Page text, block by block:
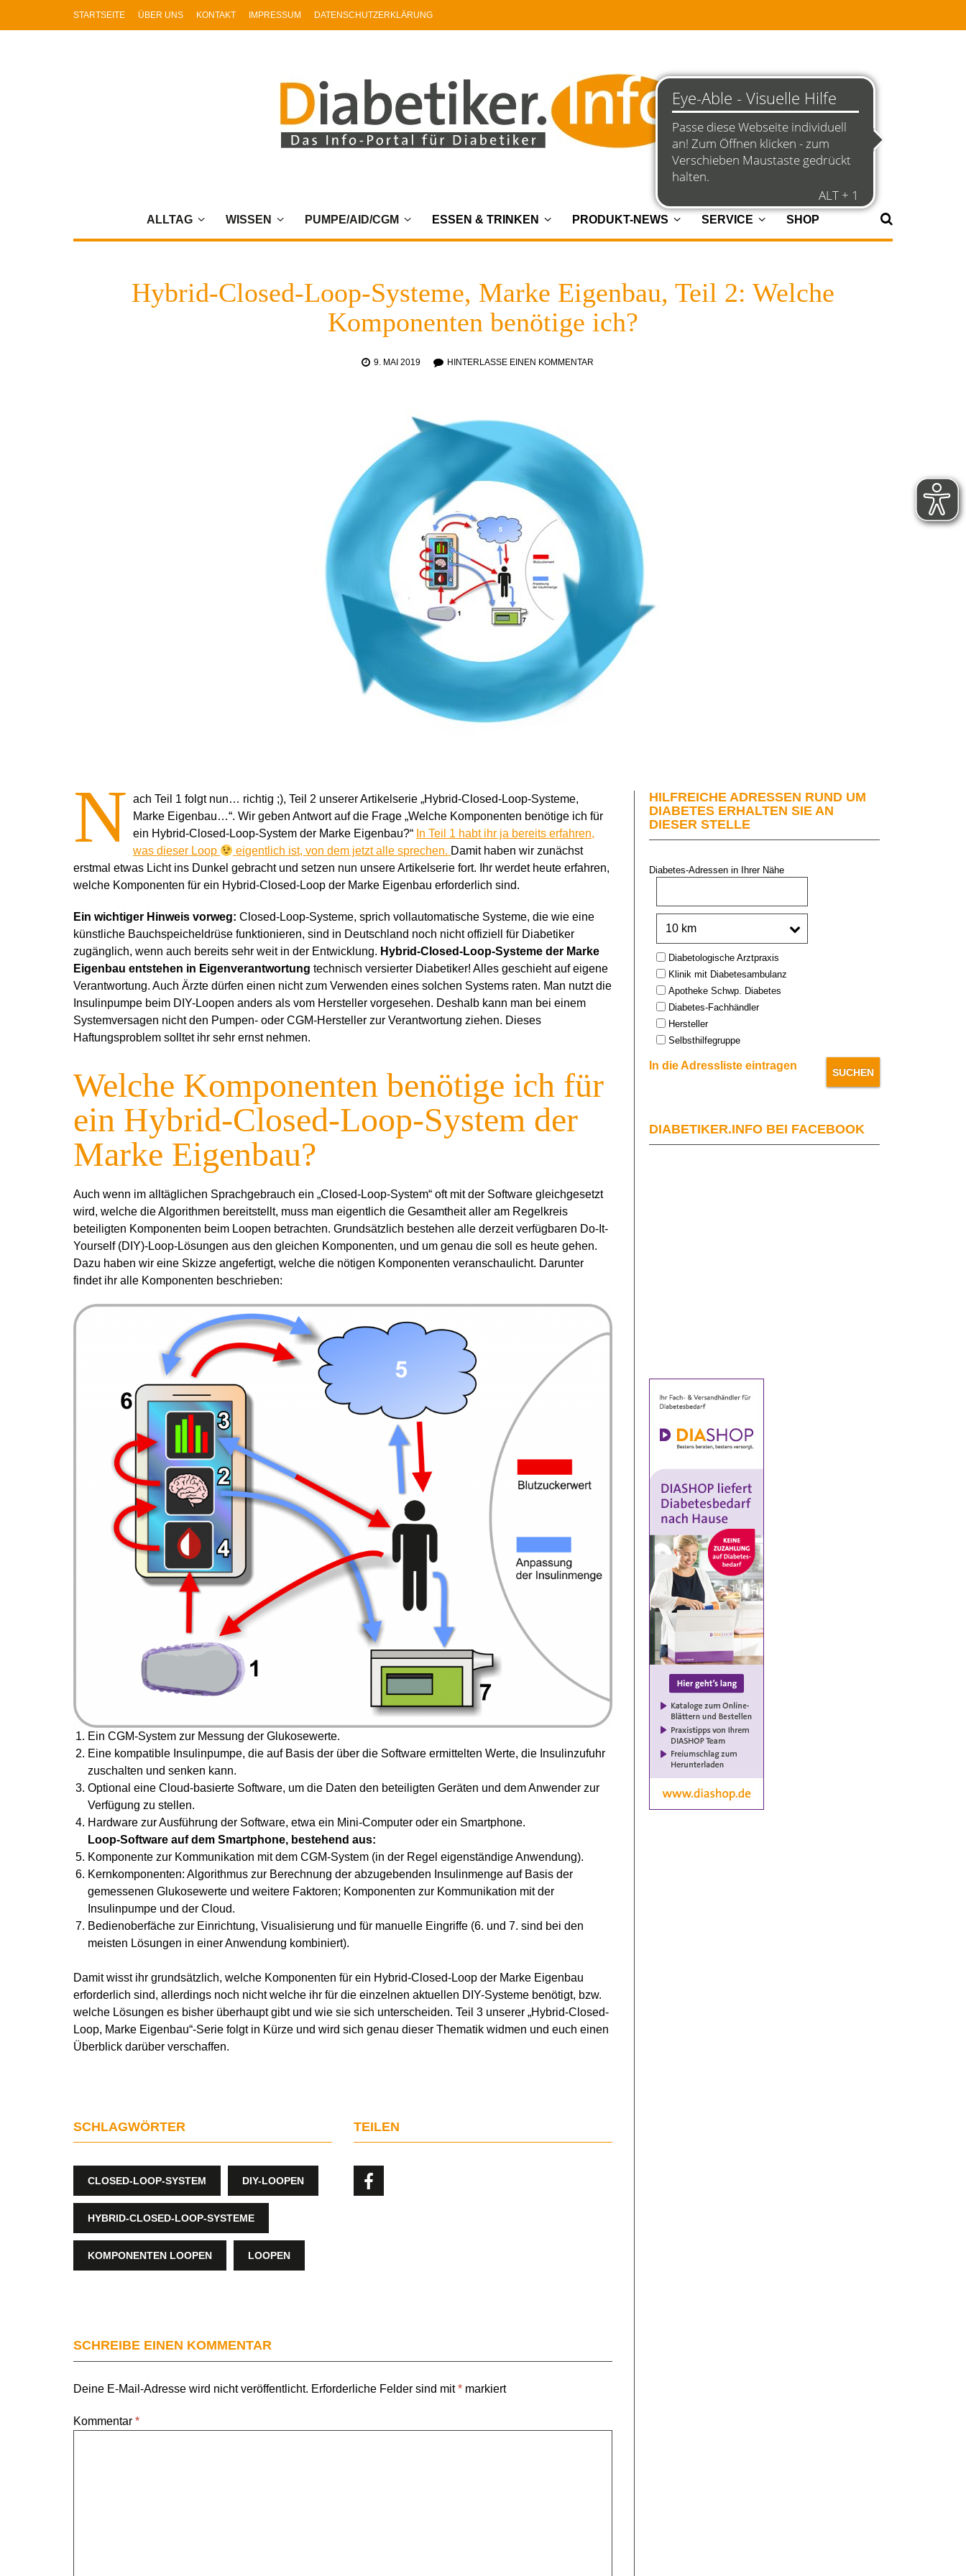
STARTSEITE ÜBER UNS KONTAKT IMPRESSUM DATENSCHUTZERKLÄRUNG
ALLTAG WISSEN PUMPE/AID/CGM ESSEN & TRINKEN PRODUKT-NEWS SERVICE SHOP
Hybrid-Closed-Loop-Systeme, Marke Eigenbau, Teil 2: Welche
Komponenten benötige ich?
9. MAI 2019 HINTERLASSE EINEN KOMMENTAR
N ach Teil 1 folgt nun… richtig ;), Teil 2 unserer Artikelserie „Hybrid-Closed-Loop-Systeme,
Marke Eigenbau…“. Wir geben Antwort auf die Frage „Welche Komponenten benötige ich für
ein Hybrid-Closed-Loop-System der Marke Eigenbau?“ In Teil 1 habt ihr ja bereits erfahren,
was dieser Loop
eigentlich ist, von dem jetzt alle sprechen. Damit haben wir zunächst
erstmal etwas Licht ins Dunkel gebracht und setzen nun unsere Artikelserie fort. Ihr werdet heute erfahren,
welche Komponenten für ein Hybrid-Closed-Loop der Marke Eigenbau erforderlich sind.
Ein wichtiger Hinweis vorweg: Closed-Loop-Systeme, sprich vollautomatische Systeme, die wie eine
künstliche Bauchspeicheldrüse funktionieren, sind in Deutschland noch nicht offiziell für Diabetiker
zugänglich, wenn auch bereits sehr weit in der Entwicklung. Hybrid-Closed-Loop-Systeme der Marke
Eigenbau entstehen in Eigenverantwortung technisch versierter Diabetiker! Alles geschieht auf eigene
Verantwortung. Auch Ärzte dürfen einen nicht zum Verwenden eines solchen Systems raten. Man nutzt die
Insulinpumpe beim DIY-Loopen anders als vom Hersteller vorgesehen. Deshalb kann man bei einem
Systemversagen nicht den Pumpen- oder CGM-Hersteller zur Verantwortung ziehen. Dieses
Haftungsproblem solltet ihr sehr ernst nehmen.
Welche Komponenten benötige ich für
ein Hybrid-Closed-Loop-System der
Marke Eigenbau?
Auch wenn im alltäglichen Sprachgebrauch ein „Closed-Loop-System“ oft mit der Software gleichgesetzt
wird, welche die Algorithmen bereitstellt, muss man eigentlich die Gesamtheit aller am Regelkreis
beteiligten Komponenten beim Loopen betrachten. Grundsätzlich bestehen alle derzeit verfügbaren Do-It-
Yourself (DIY)-Loop-Lösungen aus den gleichen Komponenten, und um genau die soll es heute gehen.
Dazu haben wir eine Skizze angefertigt, welche die nötigen Komponenten veranschaulicht. Darunter
findet ihr alle Komponenten beschrieben:
Ein CGM-System zur Messung der Glukosewerte.
Eine kompatible Insulinpumpe, die auf Basis der über die Software ermittelten Werte, die Insulinzufuhr
zuschalten und senken kann.
Optional eine Cloud-basierte Software, um die Daten den beteiligten Geräten und dem Anwender zur
Verfügung zu stellen.
Hardware zur Ausführung der Software, etwa ein Mini-Computer oder ein Smartphone.
Loop-Software auf dem Smartphone, bestehend aus:
Komponente zur Kommunikation mit dem CGM-System (in der Regel eigenständige Anwendung).
Kernkomponenten: Algorithmus zur Berechnung der abzugebenden Insulinmenge auf Basis der
gemessenen Glukosewerte und weitere Faktoren; Komponenten zur Kommunikation mit der
Insulinpumpe und der Cloud.
Bedienoberfäche zur Einrichtung, Visualisierung und für manuelle Eingriffe (6. und 7. sind bei den
meisten Lösungen in einer Anwendung kombiniert).
Damit wisst ihr grundsätzlich, welche Komponenten für ein Hybrid-Closed-Loop der Marke Eigenbau
erforderlich sind, allerdings noch nicht welche ihr für die einzelnen aktuellen DIY-Systeme benötigt, bzw.
welche Lösungen es bisher überhaupt gibt und wie sie sich unterscheiden. Teil 3 unserer „Hybrid-Closed-
Loop, Marke Eigenbau“-Serie folgt in Kürze und wird sich genau dieser Thematik widmen und euch einen
Überblick darüber verschaffen.
SCHLAGWÖRTER
CLOSED-LOOP-SYSTEM DIY-LOOPEN
HYBRID-CLOSED-LOOP-SYSTEME
KOMPONENTEN LOOPEN LOOPEN
TEILEN
SCHREIBE EINEN KOMMENTAR
Deine E-Mail-Adresse wird nicht veröffentlicht. Erforderliche Felder sind mit* markiert
Kommentar *
HILFREICHE ADRESSEN RUND UM
DIABETES ERHALTEN SIE AN
DIESER STELLE
Diabetes-Adressen in Ihrer Nähe
Type:Diabetologische Arztpraxis
Klinik mit Diabetesambulanz
Apotheke Schwp. Diabetes
Diabetes-Fachhändler
Hersteller
Selbsthilfegruppe
In die Adressliste eintragen
DIABETIKER.INFO BEI FACEBOOK